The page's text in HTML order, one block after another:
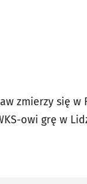
zmierzy się w
owi grę w